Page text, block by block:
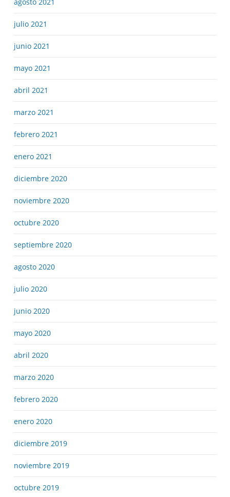
agosto 2021
julio 2021
junio 2021
mayo 2021
abril 2021
marzo 2021
febrero 2021
enero 2021
diciembre 2020
noviembre 2020
octubre 2020
septiembre 2020
agosto 2020
julio 2020
junio 2020
mayo 2020
abril 2020
marzo 2020
febrero 2020
enero 2020
diciembre 2019
noviembre 2019
octubre 2019